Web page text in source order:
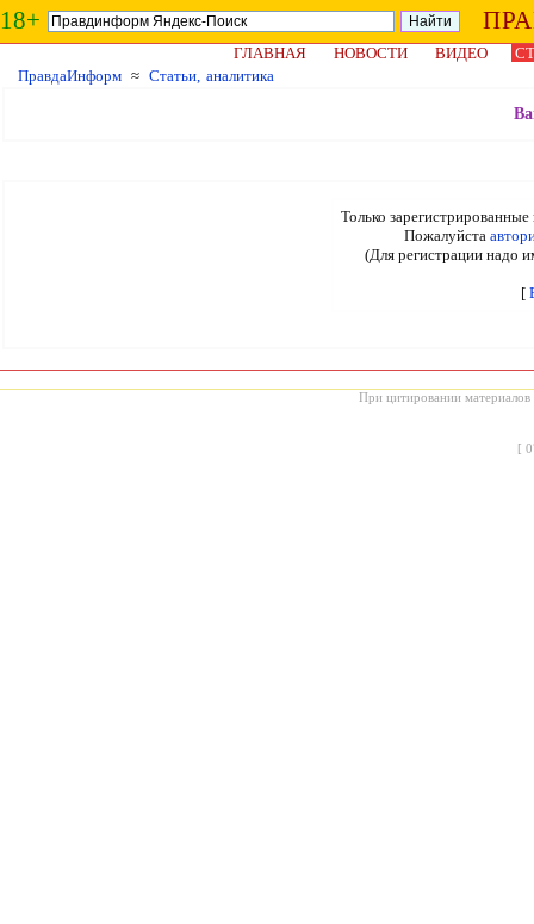
18+
ГЛАВНАЯ НОВОСТИ ВИДЕО
ПравдаИнформ ≈ Статьи, аналитика
Только
Пожалуйста
(Для регистрации надо
[
При цитировании материалов
[